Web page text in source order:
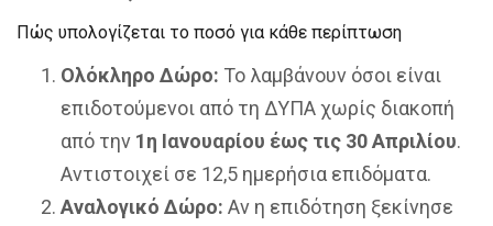
Πώς υπολογίζεται το ποσό για κάθε περίπτωση
Ολόκληρο Δώρο: Το λαμβάνουν όσοι είναι
επιδοτούμενοι από τη ΔΥΠΑ χωρίς διακοπή
από την 1η Ιανουαρίου έως τις 30 Απριλίου.
Αντιστοιχεί σε 12,5 ημερήσια επιδόματα.
Αναλογικό Δώρο: Αν η επιδότηση ξεκίνησε